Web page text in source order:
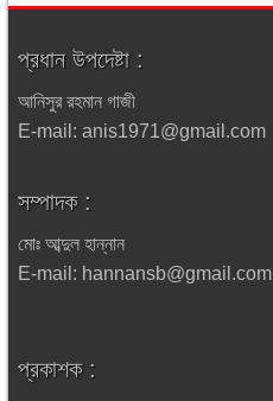
প্রধান উপদেষ্টা :
আনিসুর রহমান গাজী
E-mail: anis1971@gmail.com
সম্পাদক :
মোঃ আব্দুল হান্নান
E-mail: hannansb@gmail.com
প্রকাশক :